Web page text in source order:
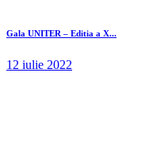
Gala UNITER – Editia a X...
12 iulie 2022